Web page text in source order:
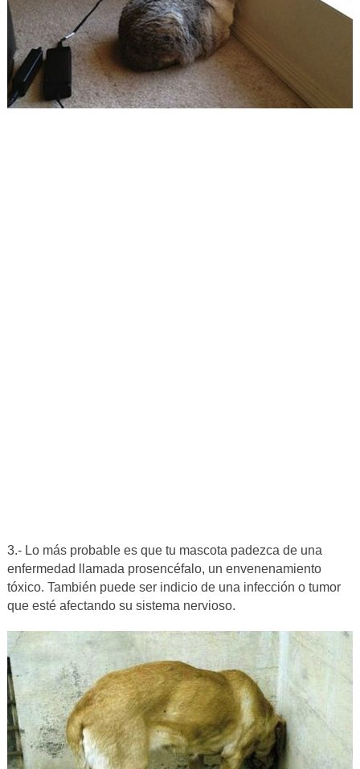
3.- Lo más probable es que tu mascota padezca de una
enfermedad llamada prosencéfalo, un envenenamiento
tóxico. También puede ser indicio de una infección o tumor
que esté afectando su sistema nervioso.